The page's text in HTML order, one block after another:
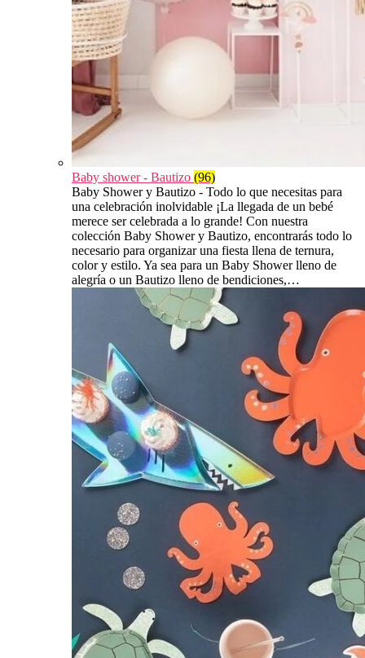
Baby shower - Bautizo (96)
Baby Shower y Bautizo - Todo lo que necesitas para
una celebración inolvidable ¡La llegada de un bebé
merece ser celebrada a lo grande! Con nuestra
colección Baby Shower y Bautizo, encontrarás todo lo
necesario para organizar una fiesta llena de ternura,
color y estilo. Ya sea para un Baby Shower lleno de
alegría o un Bautizo lleno de bendiciones,…